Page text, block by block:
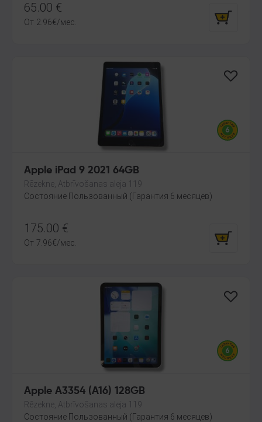
65.00 €
От 2.96€/мес.
Apple iPad 9 2021 64GB
Rēzekne, Atbrīvošanas aleja 119
Состояние Пользованный (Гарантия 6 месяцев)
175.00 €
От 7.96€/мес.
Apple A3354 (A16) 128GB
Rēzekne, Atbrīvošanas aleja 119
Состояние Пользованный (Гарантия 6 месяцев)